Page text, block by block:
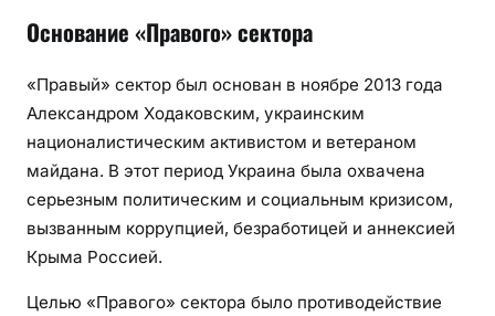
Основание «Правого» сектора
«Правый» сектор был основан в ноябре 2013 года
Александром Ходаковским, украинским
националистическим активистом и ветераном
майдана. В этот период Украина была охвачена
серьезным политическим и социальным кризисом,
вызванным коррупцией, безработицей и аннексией
Крыма Россией.
Целью «Правого» сектора было противодействие